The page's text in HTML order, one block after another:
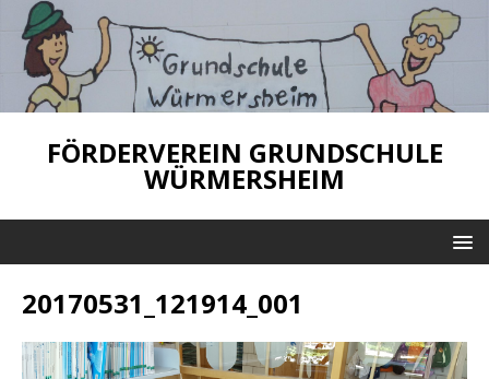
FÖRDERVEREIN GRUNDSCHULE
WÜRMERSHEIM
20170531_121914_001